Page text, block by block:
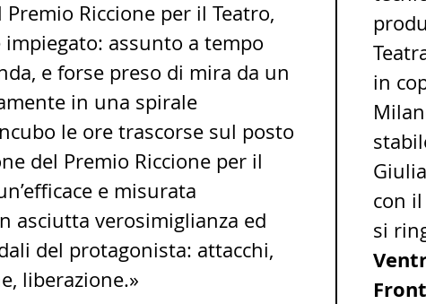
Riccione per il Teatro,
assunto a tempo
e forse preso di mira da un
in una spirale
le ore trascorse sul posto
del Premio Riccione per il
e misurata
asciutta verosimiglianza ed
del protagonista: attacchi,
liberazione.»
in
con
si